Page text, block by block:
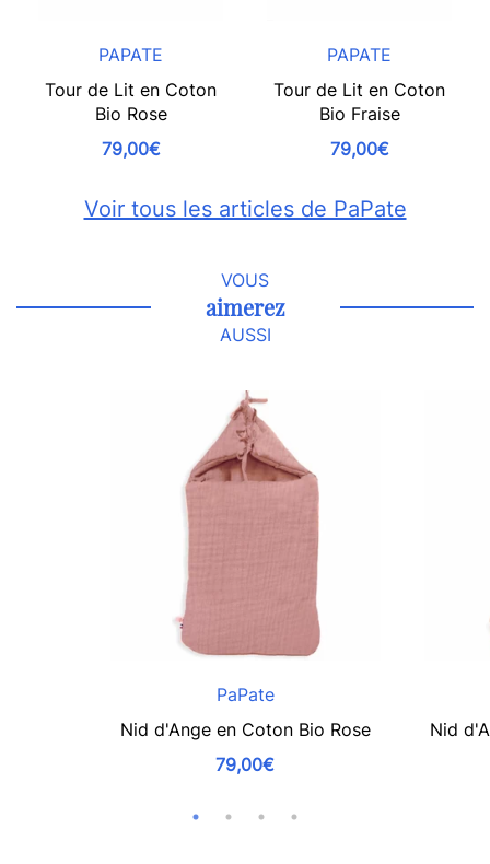
PAPATE
Tour de Lit en Coton
Bio Rose
79,00€
PAPATE
Tour de Lit en Coton
Bio Fraise
79,00€
Voir tous les articles de PaPate
VOUS
aimerez
AUSSI
PaPate
Nid d'Ange en Coton Bio Rose
79,00€
Nid